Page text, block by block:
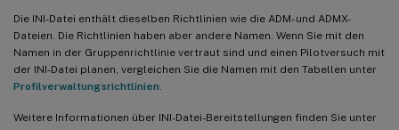
Die INI-Datei enthält dieselben Richtlinien wie die ADM- und ADMX-
Dateien. Die Richtlinien haben aber andere Namen. Wenn Sie mit den
Namen in der Gruppenrichtlinie vertraut sind und einen Pilotversuch mit
der INI-Datei planen, vergleichen Sie die Namen mit den Tabellen unter
Profilverwaltungsrichtlinien
Weitere Informationen über INI-Datei-Bereitstellungen finden Sie unter